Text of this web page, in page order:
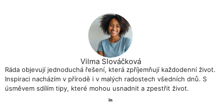
Vilma Slováčková
Ráda objevují jednoduchá řešení, která zpříjemňují každodenní život.
Inspiraci nacházím v přírodě i v malých radostech všedních dnů. S
úsměvem sdílím tipy, které mohou usnadnit a zpestřit život.